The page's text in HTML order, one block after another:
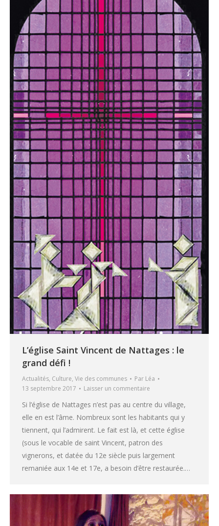
L’église Saint Vincent de Nattages : le
grand défi !
Actualités, Culture, Vie des communes Par Léa
13 septembre 2017
Laisser un commentaire
Si l’église de Nattages n’est pas au centre du village,
elle en est l’âme. Nombreux sont les habitants qui y
tiennent, qui l’admirent. Le fait est là, et cette église
(sous le vocable de saint Vincent, patron des
vignerons, et datée du 12e siècle puis largement
remaniée aux 14e et 17e, a besoin d’être restaurée.…